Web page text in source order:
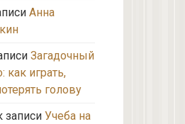
Анна
Загадочный
как играть,
голову
записи Учеба на